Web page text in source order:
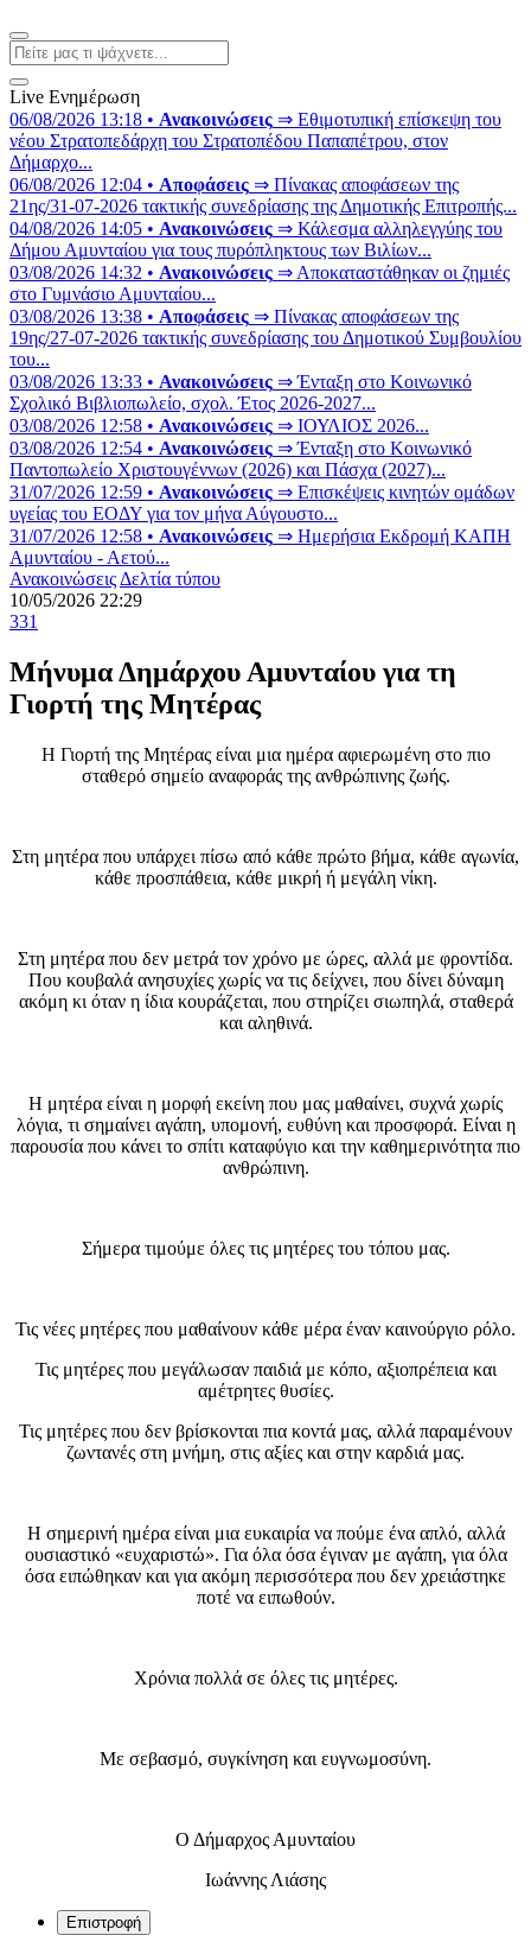
Live Ενημέρωση
06/08/2026 13:18 • Ανακοινώσεις ⇒ Εθιμοτυπική επίσκεψη του
νέου Στρατοπεδάρχη του Στρατοπέδου Παπαπέτρου, στον
Δήμαρχο...
06/08/2026 12:04 • Αποφάσεις ⇒ Πίνακας αποφάσεων της
21ης/31-07-2026 τακτικής συνεδρίασης της Δημοτικής Επιτροπής...
04/08/2026 14:05 • Ανακοινώσεις ⇒ Κάλεσμα αλληλεγγύης του
Δήμου Αμυνταίου για τους πυρόπληκτους των Βιλίων...
03/08/2026 14:32 • Ανακοινώσεις ⇒ Αποκαταστάθηκαν οι ζημιές
στο Γυμνάσιο Αμυνταίου...
03/08/2026 13:38 • Αποφάσεις ⇒ Πίνακας αποφάσεων της
19ης/27-07-2026 τακτικής συνεδρίασης του Δημοτικού Συμβουλίου
του...
03/08/2026 13:33 • Ανακοινώσεις ⇒ Ένταξη στο Κοινωνικό
Σχολικό Βιβλιοπωλείο, σχολ. Έτος 2026-2027...
03/08/2026 12:58 • Ανακοινώσεις ⇒ ΙΟΥΛΙΟΣ 2026...
03/08/2026 12:54 • Ανακοινώσεις ⇒ Ένταξη στο Κοινωνικό
Παντοπωλείο Χριστουγέννων (2026) και Πάσχα (2027)...
31/07/2026 12:59 • Ανακοινώσεις ⇒ Επισκέψεις κινητών ομάδων
υγείας του ΕΟΔΥ για τον μήνα Αύγουστο...
31/07/2026 12:58 • Ανακοινώσεις ⇒ Ημερήσια Εκδρομή ΚΑΠΗ
Αμυνταίου - Αετού...
Ανακοινώσεις Δελτία τύπου
10/05/2026 22:29
331
Μήνυμα Δημάρχου Αμυνταίου για τη
Γιορτή της Μητέρας
Η Γιορτή της Μητέρας είναι μια ημέρα αφιερωμένη στο πιο
σταθερό σημείο αναφοράς της ανθρώπινης ζωής.
Στη μητέρα που υπάρχει πίσω από κάθε πρώτο βήμα, κάθε αγωνία,
κάθε προσπάθεια, κάθε μικρή ή μεγάλη νίκη.
Στη μητέρα που δεν μετρά τον χρόνο με ώρες, αλλά με φροντίδα.
Που κουβαλά ανησυχίες χωρίς να τις δείχνει, που δίνει δύναμη
ακόμη κι όταν η ίδια κουράζεται, που στηρίζει σιωπηλά, σταθερά
και αληθινά.
Η μητέρα είναι η μορφή εκείνη που μας μαθαίνει, συχνά χωρίς
λόγια, τι σημαίνει αγάπη, υπομονή, ευθύνη και προσφορά. Είναι η
παρουσία που κάνει το σπίτι καταφύγιο και την καθημερινότητα πιο
ανθρώπινη.
Σήμερα τιμούμε όλες τις μητέρες του τόπου μας.
Τις νέες μητέρες που μαθαίνουν κάθε μέρα έναν καινούργιο ρόλο.
Τις μητέρες που μεγάλωσαν παιδιά με κόπο, αξιοπρέπεια και
αμέτρητες θυσίες.
Τις μητέρες που δεν βρίσκονται πια κοντά μας, αλλά παραμένουν
ζωντανές στη μνήμη, στις αξίες και στην καρδιά μας.
Η σημερινή ημέρα είναι μια ευκαιρία να πούμε ένα απλό, αλλά
ουσιαστικό «ευχαριστώ». Για όλα όσα έγιναν με αγάπη, για όλα
όσα ειπώθηκαν και για ακόμη περισσότερα που δεν χρειάστηκε
ποτέ να ειπωθούν.
Χρόνια πολλά σε όλες τις μητέρες.
Με σεβασμό, συγκίνηση και ευγνωμοσύνη.
Ο Δήμαρχος Αμυνταίου
Ιωάννης Λιάσης
Επιστροφή